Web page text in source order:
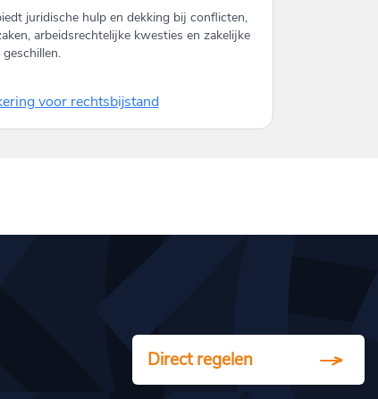
juridische hulp en dekking bij conflicten,
arbeidsrechtelijke kwesties en zakelijke
geschillen.
voor rechtsbijstand
Direct regelen